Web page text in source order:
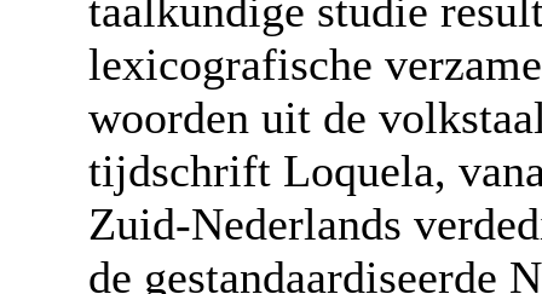
taalkundige studie
lexicografische
woorden uit de
tijdschrift Loquela,
Zuid-Nederlands
de gestandaardiseerde